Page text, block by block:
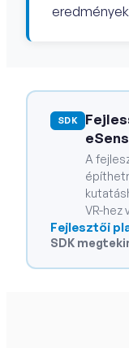
SDK
A
VR-hez
Fejlesztői
SDK